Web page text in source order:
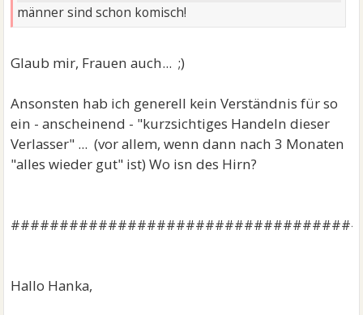
männer sind schon komisch!
Glaub mir, Frauen auch... ;)
Ansonsten hab ich generell kein Verständnis für so
ein - anscheinend - "kurzsichtiges Handeln dieser
Verlasser" ... (vor allem, wenn dann nach 3 Monaten
"alles wieder gut" ist) Wo isn des Hirn?
Hallo Hanka,